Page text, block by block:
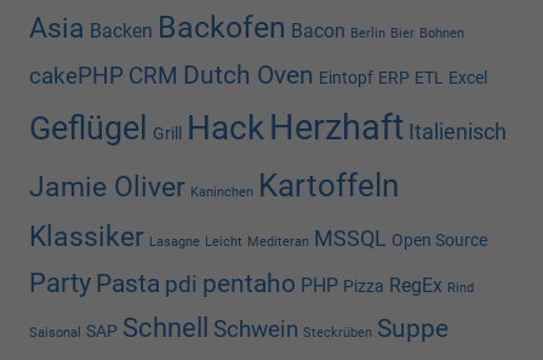
Asia Backen Backofen Bacon Berlin Bier Bohnen
cakePHP CRM Dutch Oven Eintopf ERP ETL Excel
Geflügel Grill HackHerzhaft Italienisch
Jamie Oliver Kaninchen Kartoffeln
Klassiker Lasagne Leicht Mediteran MSSQL Open Source
Party Pasta pdi pentaho PHP Pizza RegEx Rind
Saisonal SAP Schnell Schwein Steckrüben Suppe